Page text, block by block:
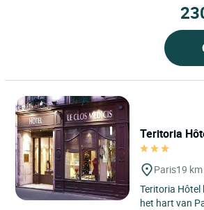
Teritoria
Paris19 km
Teritoria Hôtel
het hart van